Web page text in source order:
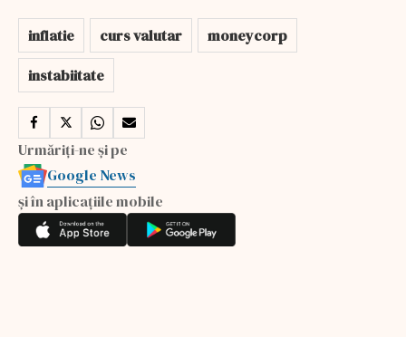
inflatie curs valutar
moneycorp
instabiitate
Urmăriți-ne și pe
Google News
și în aplicațiile mobile